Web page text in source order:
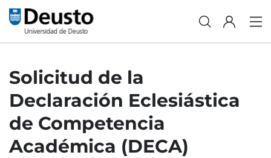
Solicitud de la
Declaración Eclesiástica
de Competencia
Académica (DECA)